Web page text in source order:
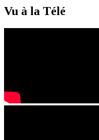
Vu à la Télé